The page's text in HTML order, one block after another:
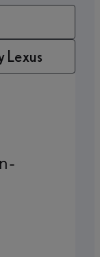
Lexus